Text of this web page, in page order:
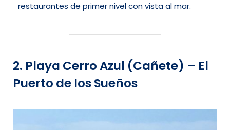
restaurantes de primer nivel con vista al mar.
2. Playa Cerro Azul (Cañete) – El
Puerto de los Sueños